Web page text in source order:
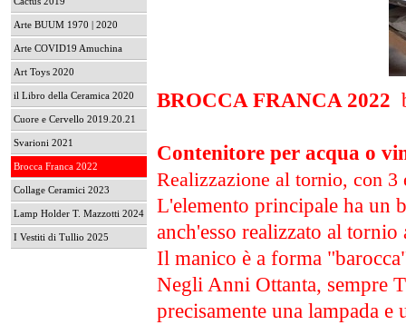
Arte BUUM 1970 | 2020
Arte COVID19 Amuchina
Art Toys 2020
il Libro della Ceramica 2020
Cuore e Cervello 2019.20.21
Svarioni 2021
Brocca Franca 2022
Collage Ceramici 2023
Lamp Holder T. Mazzotti 2024
I Vestiti di Tullio 2025
BROCCA FRANCA 2022
Contenitore per acqua o
Realizzazione al tornio, con 3
L'elemento principale ha un
anch'esso realizzato al
Il manico è a forma
Negli Anni Ottanta, sempre
precisamente una lampada